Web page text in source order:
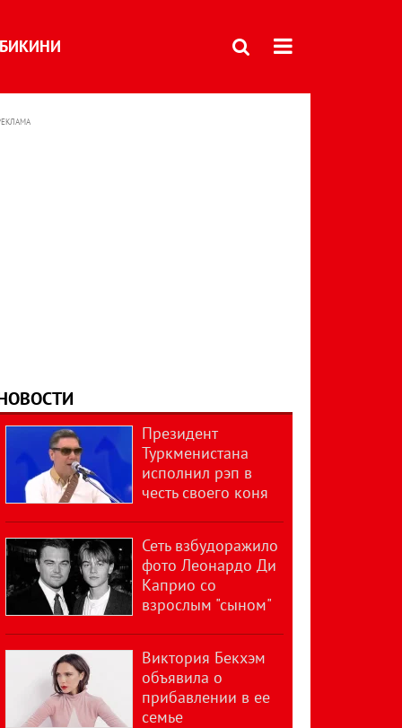
БИКИНИ
Президент
Туркменистана
исполнил рэп в
честь своего коня
Сеть взбудоражило
фото Леонардо Ди
Каприо со
взрослым "сыном"
Виктория Бекхэм
объявила о
прибавлении в ее
семье